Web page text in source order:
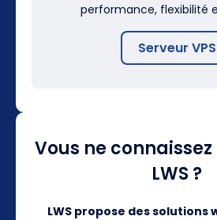
performance, flexibilité
Serveur VPS
Vous ne
LWS ?
LWS propose des solutions